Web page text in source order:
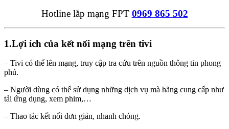
Hotline lắp mạng FPT 0969 865 502
1.Lợi ích của kết nối mạng trên tivi
– Tivi có thể lên mạng, truy cập tra cứu trên nguồn thông tin phong
phú.
– Người dùng có thể sử dụng những dịch vụ mà hãng cung cấp như
tải ứng dụng, xem phim,…
– Thao tác kết nối đơn giản, nhanh chóng.